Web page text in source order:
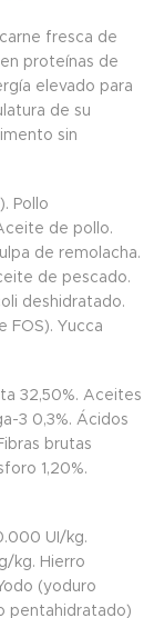
fresca de
proteínas de
elevado para
de su
sin
Pollo
de pollo.
de remolacha.
de pescado.
deshidratado.
FOS). Yucca
32,50%. Aceites
3 0,3%. Ácidos
brutas
1,20%.
UI/kg.
kg. Hierro
(yoduro
pentahidratado)